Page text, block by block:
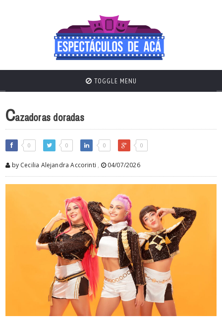
TOGGLE MENU
Cazadoras doradas
0 0 0 0
by Cecilia Alejandra Accorinti , 04/07/2026